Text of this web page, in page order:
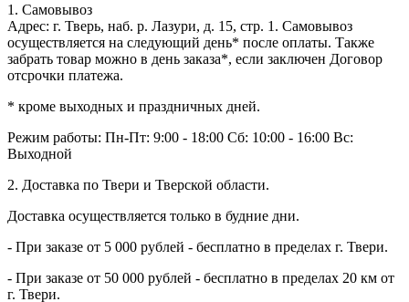
1. Самовывоз
Адрес: г. Тверь, наб. р. Лазури, д. 15, стр. 1. Самовывоз
осуществляется на следующий день* после оплаты. Также
забрать товар можно в день заказа*, если заключен Договор
отсрочки платежа.
* кроме выходных и праздничных дней.
Режим работы: Пн-Пт: 9:00 - 18:00 Сб: 10:00 - 16:00 Вс:
Выходной
2. Доставка по Твери и Тверской области.
Доставка осуществляется только в будние дни.
- При заказе от 5 000 рублей - бесплатно в пределах г. Твери.
- При заказе от 50 000 рублей - бесплатно в пределах 20 км от
г. Твери.